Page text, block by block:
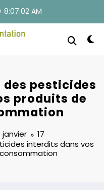
8:07:02 AM
des pesticides
produits de
janvier
17
interdits dans vos